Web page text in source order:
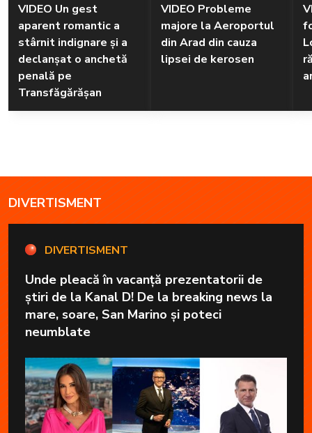
VIDEO Un gest
aparent romantic a
stârnit indignare și a
declanșat o anchetă
penală pe
Transfăgărășan
VIDEO Probleme
majore la Aeroportul
din Arad din cauza
lipsei de kerosen
DIVERTISMENT
DIVERTISMENT
Unde pleacă în vacanță prezentatorii de
știri de la Kanal D! De la breaking news la
mare, soare, San Marino și poteci
neumblate